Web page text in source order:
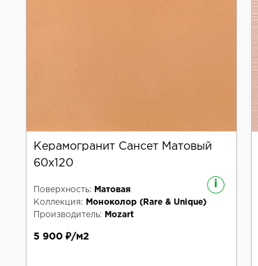
Керамогранит Сансет Матовый
60x120
i
Поверхность:
Матовая
Коллекция:
Моноколор (Rare & Unique)
Производитель:
Mozart
5 900 ₽/м2